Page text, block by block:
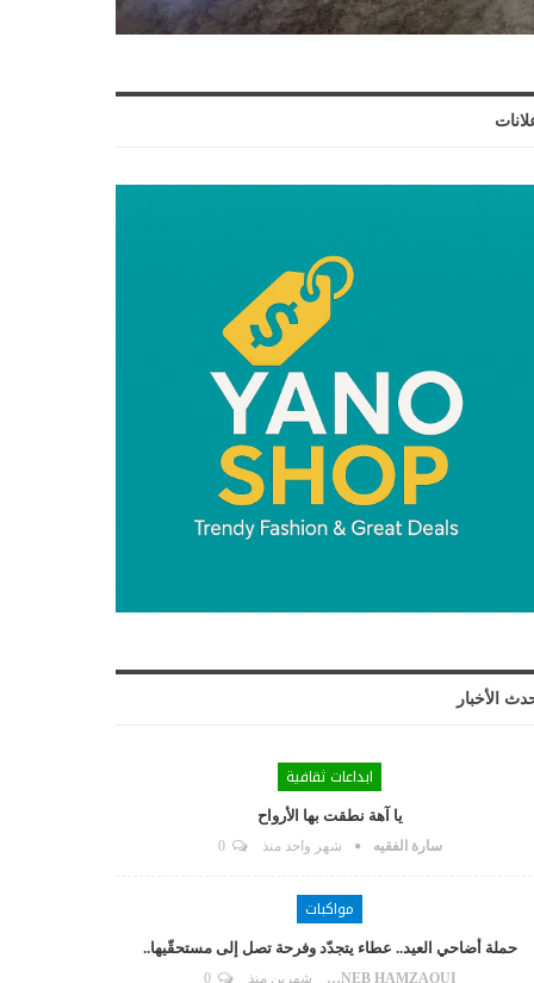
الأخبار
ابداعات ثقافية
يا آهة نطقت بها الأرواح
سارة الفقيه شهر واحد منذ 0
مواكبات
حملة أضاحي العيد.. عطاء يتجدّد وفرحة تصل إلى مستحقّيها..
ZAYNEB HAMZAOUI شهرين منذ 0